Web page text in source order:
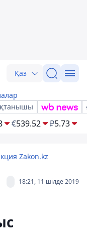
Қаз
€539.52 ₽5.73
Zakon.kz
18:21, 11 шілде 2019